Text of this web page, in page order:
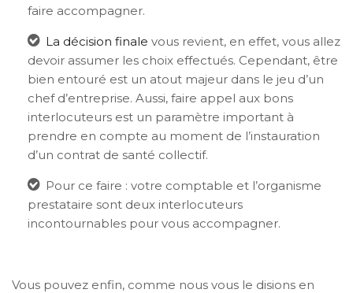
faire accompagner.
La décision finale vous revient, en effet, vous allez
devoir assumer les choix effectués. Cependant, être
bien entouré est un atout majeur dans le jeu d’un
chef d’entreprise. Aussi, faire appel aux bons
interlocuteurs est un paramètre important à
prendre en compte au moment de l’instauration
d’un contrat de santé collectif.
Pour ce faire : votre comptable et l’organisme
prestataire sont deux interlocuteurs
incontournables pour vous accompagner.
Vous pouvez enfin, comme nous vous le disions en